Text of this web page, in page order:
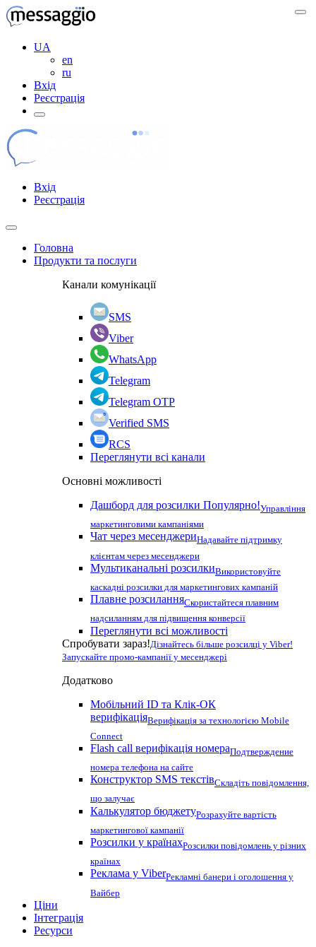
UA
en
ru
Вхід
Реєстрація
Вхід
Реєстрація
Головна
Продукти та послуги
Канали комунікації
SMS
Viber
WhatsApp
Telegram
Telegram OTP
Verified SMS
RCS
Переглянути всі канали
Основні можливості
Дашборд для розсилки Популярно!Управління
маркетинговими кампаніями
Чат через месенджериНадавайте підтримку
клієнтам через месенджери
Мультиканальні розсилкиВикористовуйте
каскадні розсилки для маркетингових кампаній
Плавне розсиланняСкористайтеся плавним
надсиланням для підвищення конверсії
Переглянути всі можливості
Спробувати зараз!Дізнайтесь більше розсилці у Viber!
Запускайте промо-кампанії у месенджері
Додатково
Мобільний ID та Клік-ОК
верифікаціяВерифікація за технологією Mobile
Connect
Flash call верифікація номераПодтверждение
номера телефона на сайте
Конструктор SMS текстівСкладіть повідомлення,
що залучає
Калькулятор бюджетуРозрахуйте вартість
маркетингової кампанії
Розсилки у країнахРозсилки повідомлень у різних
країнах
Реклама у ViberРекламні банери і оголошення у
Вайбер
Ціни
Інтеграція
Ресурси